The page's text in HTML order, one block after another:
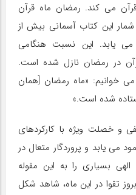
می کند. رمضان ماه قرآن
این کتاب آسمانی بیش از
یابد. این نسبت هنگامی
در رمضان نازل شده است.
سوره بقره می خوانیم: «ماه رمضان [همان
شده است.»
و خصلت ویژه با کارکردهای
می یابد و پروردگار متعال در
بسیاری را به این مقوله
تقوا در این ماه، شاهد شکل